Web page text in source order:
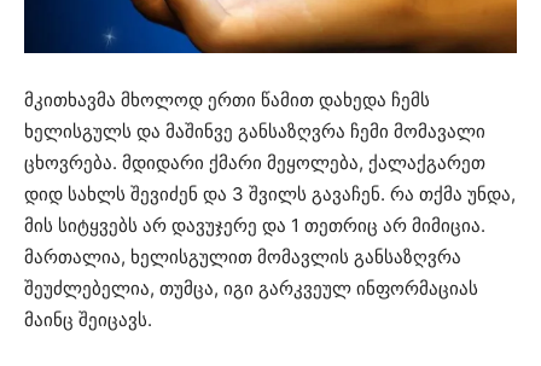
მკითხავმა მხოლოდ ერთი წამით დახედა ჩემს
ხელისგულს და მაშინვე განსაზღვრა ჩემი მომავალი
ცხოვრება. მდიდარი ქმარი მეყოლება, ქალაქგარეთ
დიდ სახლს შევიძენ და 3 შვილს გავაჩენ. რა თქმა უნდა,
მის სიტყვებს არ დავუჯერე და 1 თეთრიც არ მიმიცია.
მართალია, ხელისგულით მომავლის განსაზღვრა
შეუძლებელია, თუმცა, იგი გარკვეულ ინფორმაციას
მაინც შეიცავს.